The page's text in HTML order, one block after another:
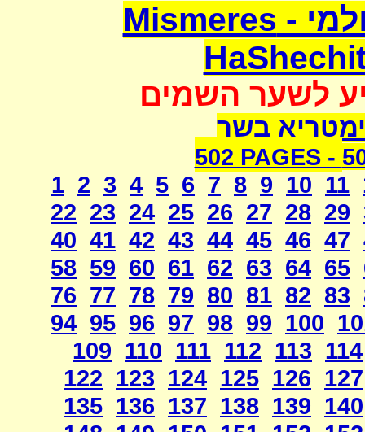
משמרת השחיטה העולמי - Mismeres
לשער השמים
בשר
502 PAGES -
1 2 3 4 5 6 7 8 9 10 11
22 23 24 25 26 27 28 29
40 41 42 43 44 45 46 47
58 59 60 61 62 63 64 65
76 77 78 79 80 81 82 83
94 95 96 97 98 99 100
109 110 111 112 113 114
122 123 124 125 126 127
135 136 137 138 139 140